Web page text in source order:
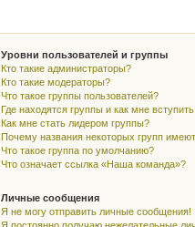
Уровни пользователей и группы
Кто такие администраторы?
Кто такие модераторы?
Что такое группы пользователей?
Где находятся группы и как мне
Как мне стать лидером группы?
Почему названия некоторых групп
Что такое группа по умолчанию?
Что означает ссылка «Наша команда»?
Личные сообщения
Я не могу отправить личные сообщения!